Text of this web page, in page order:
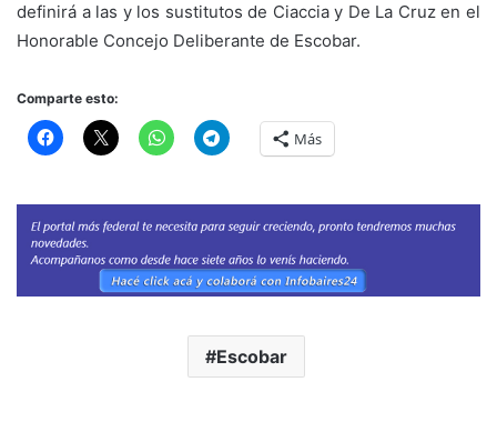
definirá a las y los sustitutos de Ciaccia y De La Cruz en el
Honorable Concejo Deliberante de Escobar.
Comparte esto:
Más
Escobar